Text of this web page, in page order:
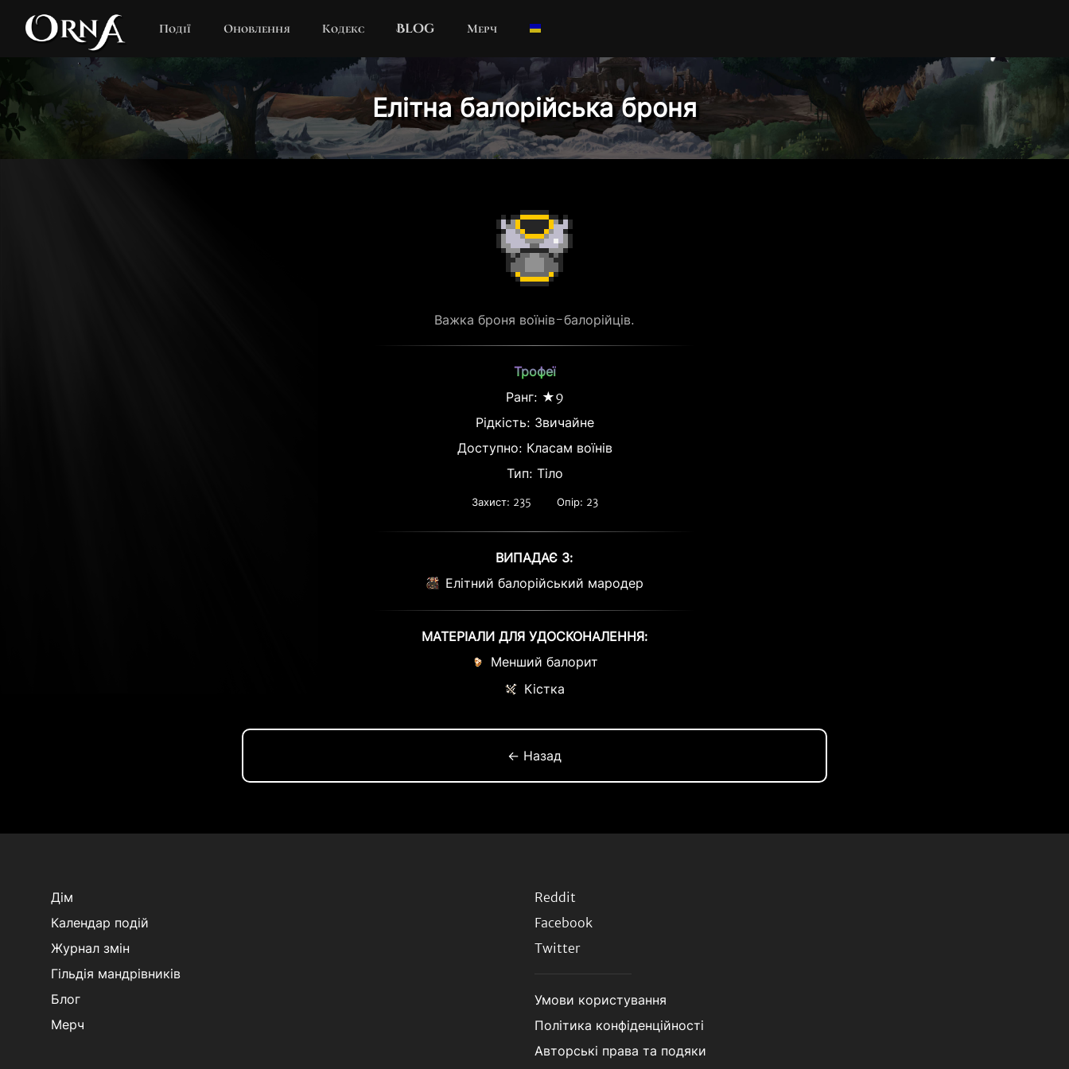
Події Оновлення Кодекс Blog Мерч
Елітна балорійська броня
Важка броня воїнів-балорійців.
Трофеї
Ранг: ★9
Рідкість: Звичайне
Доступно: Класам воїнів
Тип: Тіло
Захист: 235 Опір: 23
ВИПАДАЄ З:
Елітний балорійський мародер
МАТЕРІАЛИ ДЛЯ УДОСКОНАЛЕННЯ:
Менший балорит
Кістка
← Назад
Дім
Календар подій
Журнал змін
Гільдія мандрівників
Блог
Мерч
Reddit
Facebook
Twitter
Умови користування
Політика конфіденційності
Авторські права та подяки